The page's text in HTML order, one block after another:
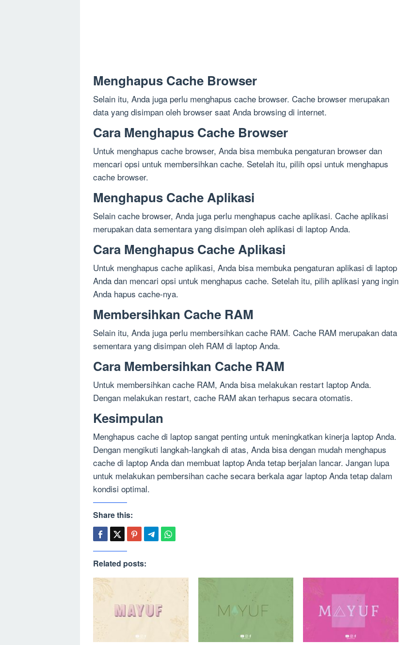
Menghapus Cache Browser
Selain itu, Anda juga perlu menghapus cache browser. Cache browser merupakan
data yang disimpan oleh browser saat Anda browsing di internet.
Cara Menghapus Cache Browser
Untuk menghapus cache browser, Anda bisa membuka pengaturan browser dan
mencari opsi untuk membersihkan cache. Setelah itu, pilih opsi untuk menghapus
cache browser.
Menghapus Cache Aplikasi
Selain cache browser, Anda juga perlu menghapus cache aplikasi. Cache aplikasi
merupakan data sementara yang disimpan oleh aplikasi di laptop Anda.
Cara Menghapus Cache Aplikasi
Untuk menghapus cache aplikasi, Anda bisa membuka pengaturan aplikasi di laptop
Anda dan mencari opsi untuk menghapus cache. Setelah itu, pilih aplikasi yang ingin
Anda hapus cache-nya.
Membersihkan Cache RAM
Selain itu, Anda juga perlu membersihkan cache RAM. Cache RAM merupakan data
sementara yang disimpan oleh RAM di laptop Anda.
Cara Membersihkan Cache RAM
Untuk membersihkan cache RAM, Anda bisa melakukan restart laptop Anda.
Dengan melakukan restart, cache RAM akan terhapus secara otomatis.
Kesimpulan
Menghapus cache di laptop sangat penting untuk meningkatkan kinerja laptop Anda.
Dengan mengikuti langkah-langkah di atas, Anda bisa dengan mudah menghapus
cache di laptop Anda dan membuat laptop Anda tetap berjalan lancar. Jangan lupa
untuk melakukan pembersihan cache secara berkala agar laptop Anda tetap dalam
kondisi optimal.
Share this:
Related posts: